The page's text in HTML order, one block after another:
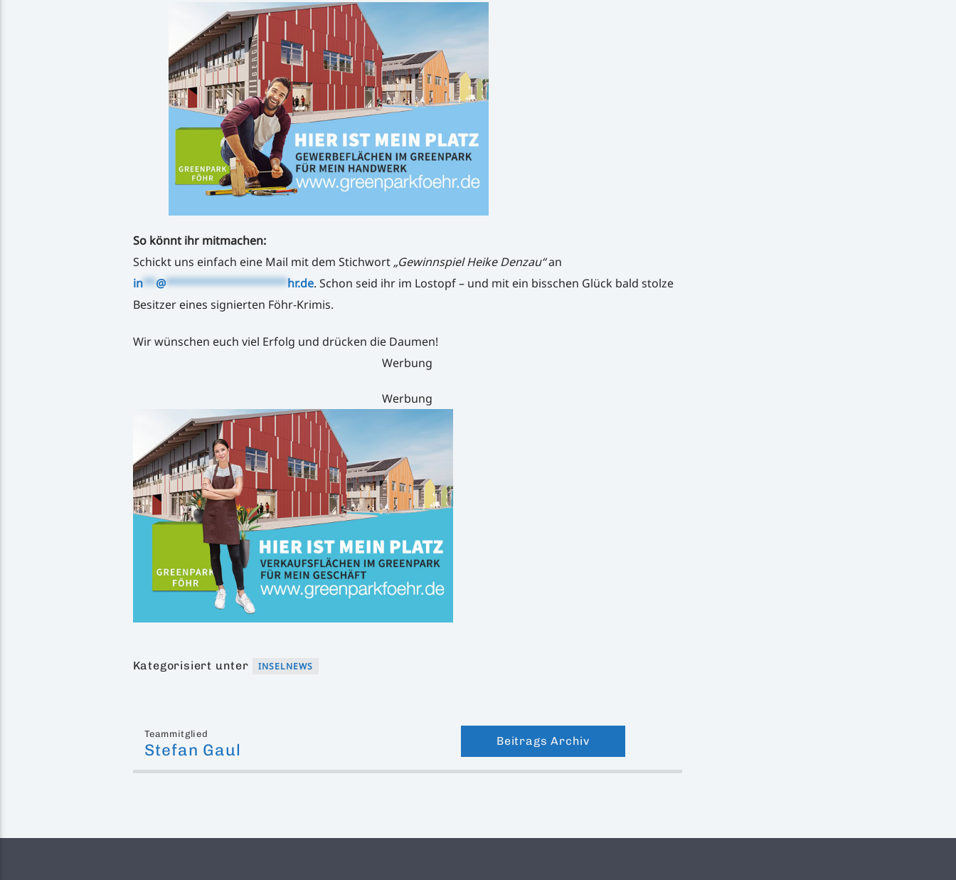
So könnt ihr mitmachen:
Schickt uns einfach eine Mail mit dem Stichwort „Gewinnspiel Heike Denzau“an
in**@*******************hr.de. Schon seid ihr im Lostopf – und mit ein bisschen Glück bald stolze
Besitzer eines signierten Föhr-Krimis.
Wir wünschen euch viel Erfolg und drücken die Daumen!
Werbung
Werbung
Kategorisiert unter INSELNEWS
Teammitglied
Stefan Gaul Beitrags Archiv